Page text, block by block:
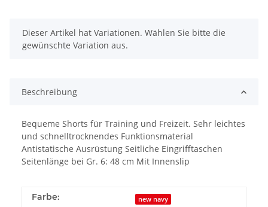
x
Dieser Artikel hat Variationen. Wählen Sie bitte die
gewünschte Variation aus.
Beschreibung
Bequeme Shorts für Training und Freizeit. Sehr leichtes
und schnelltrocknendes Funktionsmaterial
Antistatische Ausrüstung Seitliche Eingrifftaschen
Seitenlänge bei Gr. 6: 48 cm Mit Innenslip
Farbe: new navy